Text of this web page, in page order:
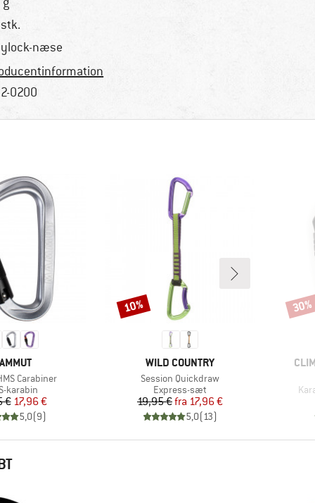
næse
0200
Carabiner
karabin
Pris
€Nedsat pris
17,96 €
5,0(9)
MÆRKE
WILD COUNTRY
Artikel
Session Quickdraw
Produktgruppe
Express-sæt
Pris
19,95 € Nedsat pris
fra 17,96 €
5,0(13)
Rabat
10% Rabat
30%